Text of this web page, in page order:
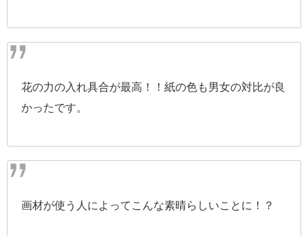
花の力の入れ具合が最高！！紙の色も男女の対比が良
かったです。
画材が使う人によってこんな素晴らしいことに！？